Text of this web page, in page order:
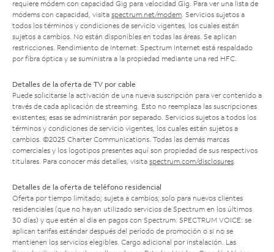
requiere módem con capacidad Gig para velocidad Gig. Para ver una lista de
módems con capacidad, visita spectrum.net/modem . Servicios sujetos a
todos los términos y condiciones de servicio vigentes, los cuales están
sujetos a cambios. No están disponibles en todas las áreas. Se aplican
restricciones. Rendimiento de Internet: Spectrum Internet está respaldado
por fibra óptica y se suministra a la propiedad mediante una red HFC.
Detalles de la oferta de TV por cable
Puede solicitarse la activación de una nueva suscripción para ver contenido a
través de cada aplicación de streaming. Esto no reemplaza las suscripciones
existentes; esas se administrarán por separado. Servicios sujetos a todos los
términos y condiciones de servicio vigentes, los cuales están sujetos a
cambios. ©2025 Charter Communications. Todas las demás marcas
comerciales y los logotipos presentes aquí son propiedad de sus respectivos
titulares. Para conocer más detalles, visita spectrum.com/disclosures
Detalles de la oferta de teléfono residencial
Oferta por tiempo limitado; sujeta a cambios; solo para nuevos clientes
residenciales (que no hayan utilizado servicios de Spectrum en los últimos
30 días) y que estén al día en pagos con Spectrum. SPECTRUM VOICE: se
aplican tarifas estándar después del período de promoción o si no se
mantienen los servicios elegibles. Cargo adicional por instalación. Las